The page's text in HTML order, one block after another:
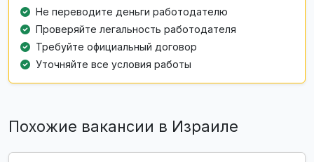
Не переводите деньги работодателю
Проверяйте легальность работодателя
Требуйте официальный договор
Уточняйте все условия работы
Похожие вакансии в Израиле